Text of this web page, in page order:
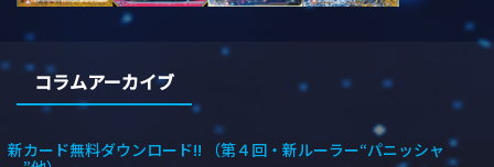
コラムアーカイブ
新カード無料ダウンロード!! （第４回・新ルーラー“パニッシャ